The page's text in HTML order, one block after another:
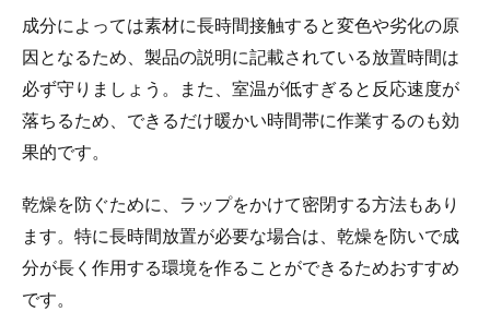
成分によっては素材に長時間接触すると変色や劣化の原
因となるため、製品の説明に記載されている放置時間は
必ず守りましょう。また、室温が低すぎると反応速度が
落ちるため、できるだけ暖かい時間帯に作業するのも効
果的です。
乾燥を防ぐために、ラップをかけて密閉する方法もあり
ます。特に長時間放置が必要な場合は、乾燥を防いで成
分が長く作用する環境を作ることができるためおすすめ
です。